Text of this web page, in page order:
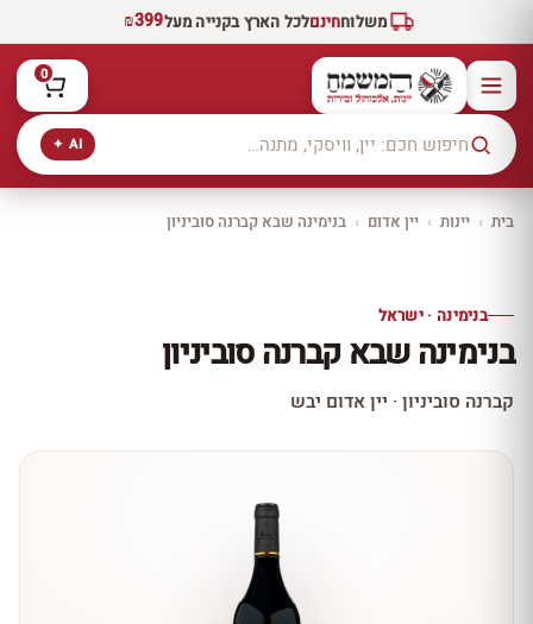
משלוחחינםלכל הארץ בקנייה מעל₪399
AI ✦
0
בית › יינות › יין אדום › בנימינה שבא קברנה סוביניון
10% הנחה
עכשיו ב-10% הנחה
בנימינה · ישראל
בנימינה שבא קברנה סוביניון
קברנה סוביניון · יין אדום יבש